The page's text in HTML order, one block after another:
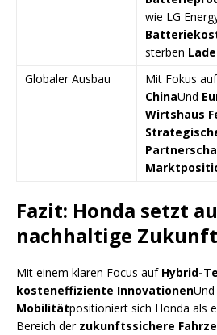
wie LG
sterben
Globaler Ausbau
Mit Fokus auf
ChinaUnd
Wirtshaus
Fazit: Honda setzt
nachhaltige Zukunft
Mit einem klaren Focus auf Hybrid-
kosteneffiziente InnovationenUnd
Mobilitätpositioniert sich Honda als
Bereich der zukunftssichere